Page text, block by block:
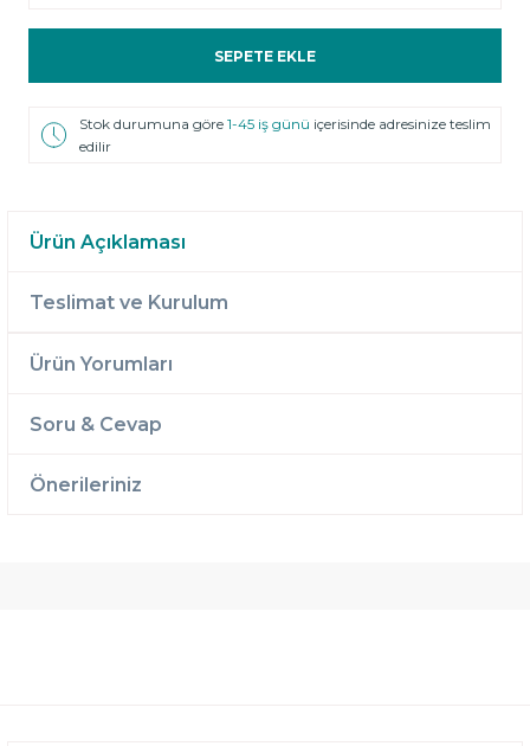
SEPETE EKLE
Stok durumuna göre1-45 iş günü içerisinde adresinize teslim
edilir
Ürün Açıklaması
Teslimat ve Kurulum
Ürün Yorumları
Soru & Cevap
Önerileriniz